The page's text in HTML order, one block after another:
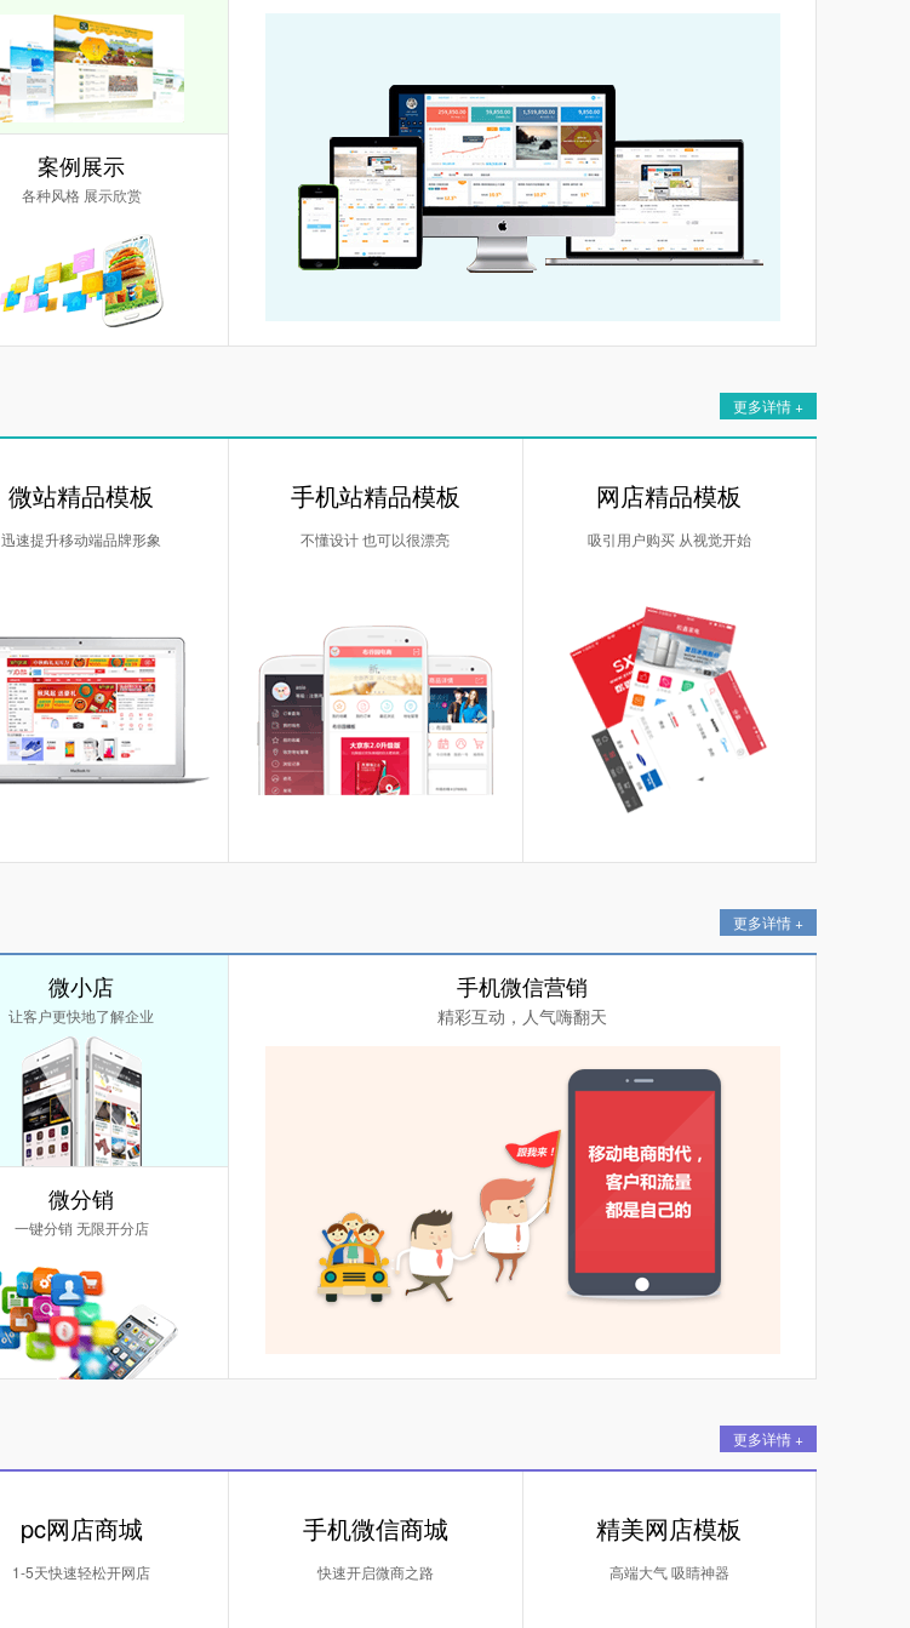
案例展示
各种风格 展示欣赏
更多详情 +
微站精品模板
迅速提升移动端品牌形象
手机站精品模板
不懂设计 也可以很漂亮
网店精品模板
吸引用户购买 从视觉开始
更多详情 +
手机微信营销
精彩互动，人气嗨翻天
微小店
让客户更快地了解企业
微分销
一键分销 无限开分店
更多详情 +
pc网店商城
1-5天快速轻松开网店
手机微信商城
快速开启微商之路
精美网店模板
高端大气 吸睛神器